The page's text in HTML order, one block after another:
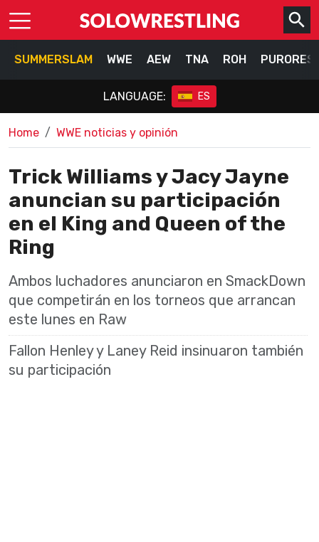
SUMMERSLAM WWE AEW TNA ROH
LANGUAGE: ES
Home WWE noticias y opinión
Trick Williams y Jacy Jayne
anuncian su participación
en el King and Queen of the
Ring
Ambos luchadores anunciaron en SmackDown
que competirán en los torneos que arrancan
este lunes en Raw
Fallon Henley y Laney Reid insinuaron también
su participación